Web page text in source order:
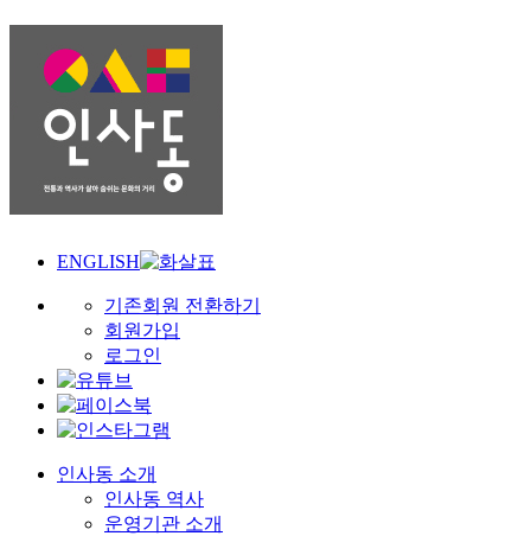
ENGLISH
기존회원 전환하기
회원가입
로그인
인사동 소개
인사동 역사
운영기관 소개